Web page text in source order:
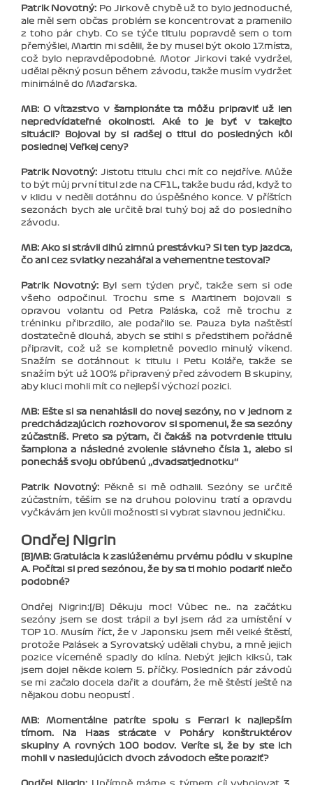
Patrik Novotný: Po Jirkově chybě už to bylo jednoduché,
ale měl sem občas problém se koncentrovat a pramenilo
z toho pár chyb. Co se týče titulu popravdě sem o tom
přemýšlel, Martin mi sdělil, že by musel být okolo 17.místa,
což bylo nepravděpodobné. Motor Jirkovi také vydržel,
udělal pěkný posun během závodu, takže musím vydržet
minimálně do Maďarska.
MB: O víťazstvo v šampionáte ťa môžu pripraviť už len
nepredvídateľné okolnosti. Aké to je byť v takejto
situácii? Bojoval by si radšej o titul do posledných kôl
poslednej Veľkej ceny?
Patrik Novotný: Jistotu titulu chci mít co nejdříve. Může
to být můj první titul zde na CF1L, takže budu rád, když to
v klidu v neděli dotáhnu do úspěšného konce. V příštích
sezonách bych ale určitě bral tuhý boj až do posledního
závodu.
MB: Ako si strávil dlhú zimnú prestávku? Si ten typ jazdca,
čo ani cez sviatky nezaháľal a vehementne testoval?
Patrik Novotný: Byl sem týden pryč, takže sem si ode
všeho odpočinul. Trochu sme s Martinem bojovali s
opravou volantu od Petra Paláska, což mě trochu z
tréninku přibrzdilo, ale podařilo se. Pauza byla naštěstí
dostatečně dlouhá, abych se stihl s předstihem pořádně
připravit, což už se kompletně povedlo minulý víkend.
Snažím se dotáhnout k titulu i Peťu Koláře, takže se
snažím být už 100% připravený před závodem B skupiny,
aby kluci mohli mít co nejlepší výchozí pozici.
MB: Ešte si sa nenahlásil do novej sezóny, no v jednom z
predchádzajúcich rozhovorov si spomenul, že sa sezóny
zúčastníš. Preto sa pýtam, či čakáš na potvrdenie titulu
šampiona a následné zvolenie slávneho čísla 1, alebo si
ponecháš svoju obľúbenú ‚‚dvadsaťjednotku‘‘
Patrik Novotný:
Pěkně si mě odhalil. Sezóny se určitě
zúčastním, těším se na druhou polovinu tratí a opravdu
vyčkávám jen kvůli možnosti si vybrat slavnou jedničku.
Ondřej Nigrin
[B]MB: Gratulácia k zaslúženému prvému pódiu v skupine
A. Počítal si pred sezónou, že by sa ti mohlo podariť niečo
podobné?
Ondřej Nigrin:[/B] Děkuju moc! Vůbec ne.. na začátku
sezóny jsem se dost trápil a byl jsem rád za umístění v
TOP 10. Musím říct, že v Japonsku jsem měl velké štěstí,
protože Palásek a Syrovatský udělali chybu, a mně jejich
pozice víceméně spadly do klína. Nebýt jejich kiksů, tak
jsem dojel někde kolem 5. příčky. Posledních pár závodů
se mi začalo docela dařit a doufám, že mě štěstí ještě na
nějakou dobu neopustí .
MB: Momentálne patríte spolu s Ferrari k najlepším
tímom. Na Haas strácate v Poháry konštruktérov
skupiny A rovných 100 bodov. Veríte si, že by ste ich
mohli v nasledujúcich dvoch závodoch ešte poraziť?